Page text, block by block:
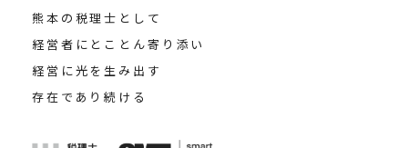
熊本の税理士として
経営者にとことん寄り添い
経営に光を生み出す
存在であり続ける